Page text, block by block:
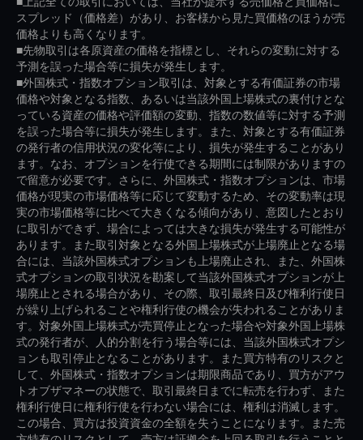
スプレッド（価格差）があり、お客様から見た買価格のほうが売
価格よりも高くなります。
■先物取引は各原資産の価格を指標とし、それらの変動に対する
予測を誤った場合等に損失が発生します。
■外国株式・指数オプション取引は、対象とする有価証券の市場
価格や対象となる指数、あるいは当該外国上場株式の裏付けとな
っている資産の価格や評価額の変動、指数の数値等に対する予測
を誤った場合等に損失が発生します。また、対象とする有価証券
の発行者の信用状況の変化等により、損失が発生することがあり
ます。なお、オプションを行使できる期間には制限がありますの
で留意が必要です。さらに、外国株式・指数オプションは、市場
価格が現実の市場価格等に応じて変動するため、その変動率は現
実の市場価格等に比べて大きくなる傾向があり、意図したとおり
に取引ができず、場合によっては大きな損失が発生する可能性が
あります。また取引対象となる外国上場株式が上場廃止となる場
合には、当該外国株式オプションも上場廃止され、また、外国株
式オプションの取引状況を勘案して当該外国株式オプションが上
場廃止とされる場合があり、その際、取引最終日及び権利行使日
が繰り上げられることや権利行使の機会が失われることがありま
す。対象外国上場株式が売買停止となった場合や対象外国上場株
式の発行者が、人的分割を行う場合等には、当該外国株式オプシ
ョンも取引停止となることがあります。また買方特有のリスクと
して、外国株式・指数オプションは期限商品であり、買方がアウ
トオブザマネーの状態で、取引最終日までに転売を行わず、また
権利行使日に権利行使を行わない場合には、権利は消滅します。
この場合、買方は投資資金の全額を失うことになります。また売